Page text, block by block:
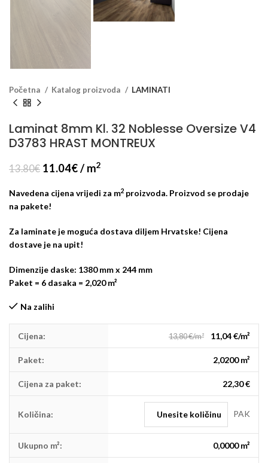
Početna Katalog proizvoda LAMINATI
Laminat 8mm Kl. 32 Noblesse Oversize V4
D3783 HRAST MONTREUX
13.80€ 11.04€/ m2
Navedena cijena vrijedi za m2 proizvoda. Proizvod se prodaje
na pakete!
Za laminate je moguća dostava diljem Hrvatske! Cijena
dostave je na upit!
Dimenzije daske: 1380 mm x 244 mm
Paket = 6 dasaka = 2,020 m²
Na zalihi
Cijena: 13,80 €/m² 11,04 €/m²
Paket: 2,0200 m²
Cijena za paket: 22,30 €
Količina: PAK
Ukupno m²: 0,0000m²